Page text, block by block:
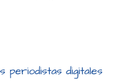
periodistas digitales